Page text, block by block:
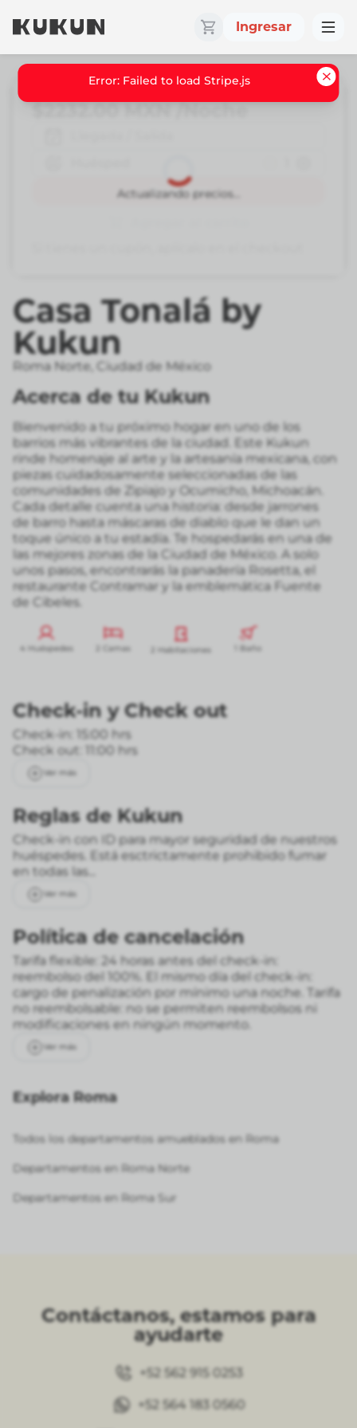
Ingresar
Casa Tonalá by
Kukun
Roma Norte Ciudad de México
Acerca de tu Kukun
Bienvenido a tu próximo hogar en uno de los
barrios más vibrantes de la ciudad. Este Kukun
rinde homenaje al arte y la artesanía mexicana, con
piezas cuidadosamente seleccionadas de las
comunidades de Zipiajo y Ocumicho, Michoacán.
Cada detalle cuenta una historia: desde jarrones
de barro hasta máscaras de diablo que le dan un
toque único a tu estadía. Te hospedarás en una de
las mejores zonas de la Ciudad de México. A solo
unos pasos, encontrarás la panadería Rosetta, el
restaurante Contramar y la emblemática Fuente
de Cibeles.
4 Huéspedes 2 Camas 2 Habitaciones 1 Baño
Actualizando precios...
/Noche
Reservar
Check-inyCheck out
Check-in: 15:00 hrs
Check out: 11:00 hrs
Ver más
Reglas de Kukun
Check-in con ID para mayor seguridad de nuestros
huéspedes. Está esctrictamente prohibido fumar
en todas las...
Ver más
Política de cancelación
Tarifa flexible: 24 horas antes del check-in:
reembolso del 100%. El mismo día del check-in:
cargo de penalización por mínimo una noche.
Tarifa
no reembolsable: no se permiten reembolsos ni
modificaciones en ningún momento.
Ver más
Explora Roma
Todos los departamentos amueblados en Roma
Departamentos en Roma Norte
Departamentos en Roma Sur
Contáctanos, estamos para
ayudarte
+52 562 915 0253
+52 564 183 0560
Error: Failed to load Stripe.js